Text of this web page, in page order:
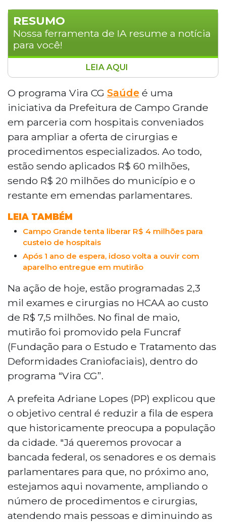
RESUMO
Nossa ferramenta de IA resume a notícia
para você!
O programa Vira CG Saúde, iniciativa da
Prefeitura de Campo Grande em parceria
com hospitais conveniados, investiu R$
7,5 milhões no Hospital de Câncer Alfredo
Abrão para a realização de 2.313
procedimentos, entre cirurgias, exames e
consultas. O programa conta com R$ 60
milhões no total, sendo R$ 20 milhões
municipais e o restante em emendas
parlamentares, com objetivo de reduzir
filas de espera na cidade.
LEIA AQUI
O programa Vira CG Saúde é uma
iniciativa da Prefeitura de Campo Grande
em parceria com hospitais conveniados
para ampliar a oferta de cirurgias e
procedimentos especializados. Ao todo,
estão sendo aplicados R$ 60 milhões,
sendo R$ 20 milhões do município e o
restante em emendas parlamentares.
LEIA TAMBÉM
Campo Grande tenta liberar R$ 4 milhões para
custeio de hospitais
Após 1 ano de espera, idoso volta a ouvir com
aparelho entregue em mutirão
Na ação de hoje, estão programadas 2,3
mil exames e cirurgias no HCAA ao custo
de R$ 7,5 milhões. No final de maio,
mutirão foi promovido pela Funcraf
(Fundação para o Estudo e Tratamento das
Deformidades Craniofaciais), dentro do
programa “Vira CG”.
A prefeita Adriane Lopes (PP) explicou que
o objetivo central é reduzir a fila de espera
que historicamente preocupa a população
da cidade. "Já queremos provocar a
bancada federal, os senadores e os demais
parlamentares para que, no próximo ano,
estejamos aqui novamente, ampliando o
número de procedimentos e cirurgias,
atendendo mais pessoas e diminuindo as